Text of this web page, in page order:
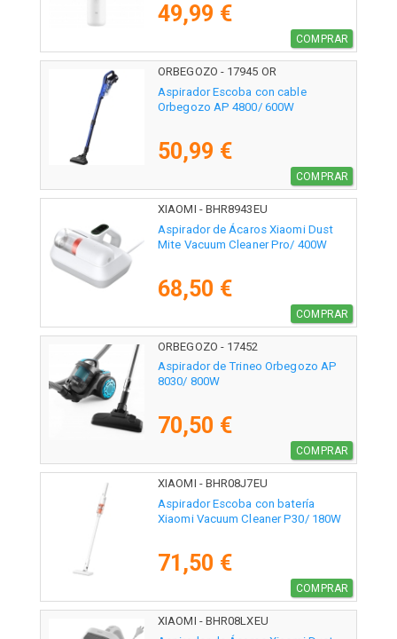
49,99 €
COMPRAR
ORBEGOZO - 17945 OR
Aspirador Escoba con cable
Orbegozo AP 4800/ 600W
50,99 €
COMPRAR
XIAOMI - BHR8943EU
Aspirador de Ácaros Xiaomi Dust
Mite Vacuum Cleaner Pro/ 400W
68,50 €
COMPRAR
ORBEGOZO - 17452
Aspirador de Trineo Orbegozo AP
8030/ 800W
70,50 €
COMPRAR
XIAOMI - BHR08J7EU
Aspirador Escoba con batería
Xiaomi Vacuum Cleaner P30/ 180W
71,50 €
COMPRAR
XIAOMI - BHR08LXEU